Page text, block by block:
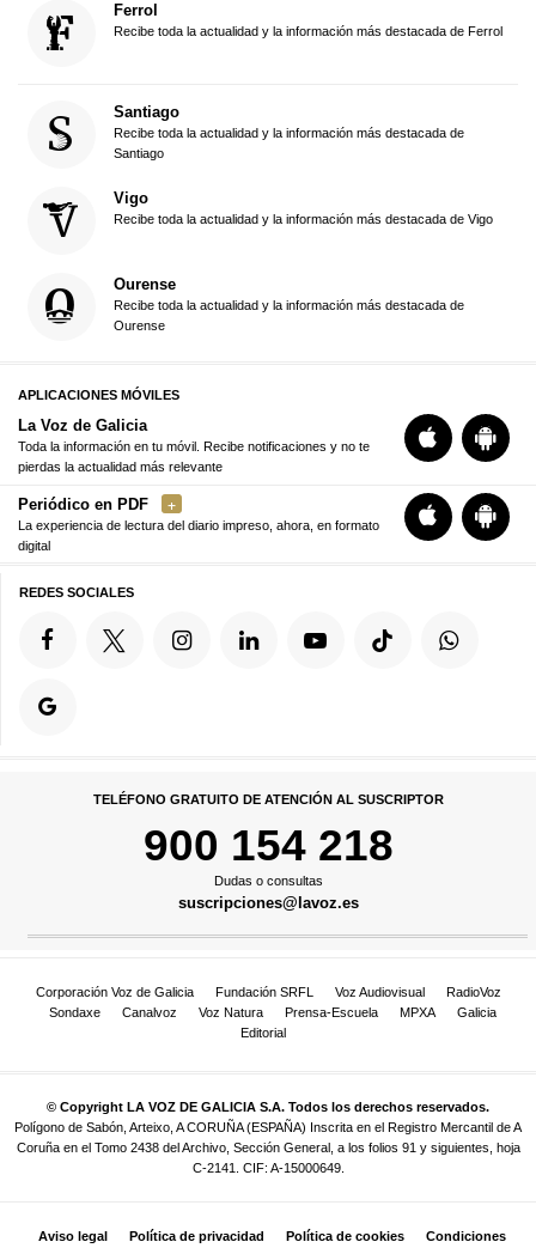
Ferrol
Recibe toda la actualidad y la información más destacada de Ferrol
Santiago
Recibe toda la actualidad y la información más destacada de
Santiago
Vigo
Recibe toda la actualidad y la información más destacada de Vigo
Ourense
Recibe toda la actualidad y la información más destacada de
Ourense
APLICACIONES MÓVILES
La Voz de Galicia
Toda la información en tu móvil. Recibe notificaciones y no te
pierdas la actualidad más relevante
Periódico en PDF
La experiencia de lectura del diario impreso, ahora, en formato
digital
REDES SOCIALES
TELÉFONO GRATUITO DE ATENCIÓN AL SUSCRIPTOR
900 154 218
Dudas o consultas
suscripciones@lavoz.es
Corporación Voz de Galicia Fundación SRFL Voz Audiovisual
RadioVoz
Sondaxe
Canalvoz Voz Natura Prensa-Escuela MPXA
Galicia
Editorial
© Copyright LA VOZ DE GALICIA S.A. Todos los derechos reservados.
Polígono de Sabón, Arteixo, A CORUÑA (ESPAÑA) Inscrita en el Registro Mercantil de A
Coruña en el Tomo 2438 del Archivo, Sección General, a los folios 91 y siguientes, hoja
C-2141. CIF: A-15000649.
Aviso legal Política de privacidad Política de cookies Condiciones